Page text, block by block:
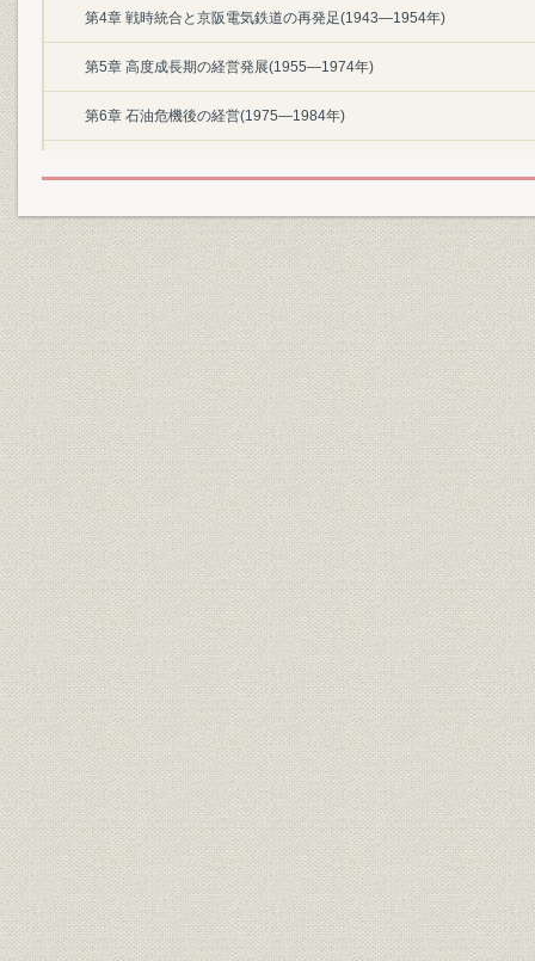
第4章 戦時統合と京阪電気鉄道の再発足(1943―1954年)
第5章 高度成長期の経営発展(1955―1974年)
第6章 石油危機後の経営(1975―1984年)
第8章 競争の激化と事業の再構築(1997―2010年)
終章 京阪電鉄の100年
テーマ史
1.渋沢栄一と京阪電鉄
2.初代経営トップ 渡辺嘉一
3.パイオニアとしての京阪
4.新京阪線と名古屋急行電鉄
5.和歌山支店と阪和電気鉄道
6.蒲生―守口間高架複々線化工事
7.新線延長‐1 淀屋橋延長線
[7.]新線延長‐2 東福寺―三条間地下化と鴨東線
[7.]新線延長‐3 中之島線
8.大津線の歴史
9.日本初の連節車「びわこ」号と鴨川線
10.戦後の京阪線ダイヤの変遷
11.京阪電車の廃線跡